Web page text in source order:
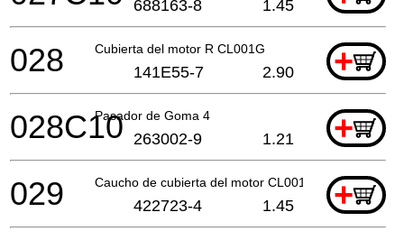
688163-8 1.45
Cubierta del motor R CL001G +
028 141E55-7 2.90
Pasador de Goma 4 +
028C10 263002-9 1.21
Caucho de cubierta del motor CL001G +
029 422723-4 1.45